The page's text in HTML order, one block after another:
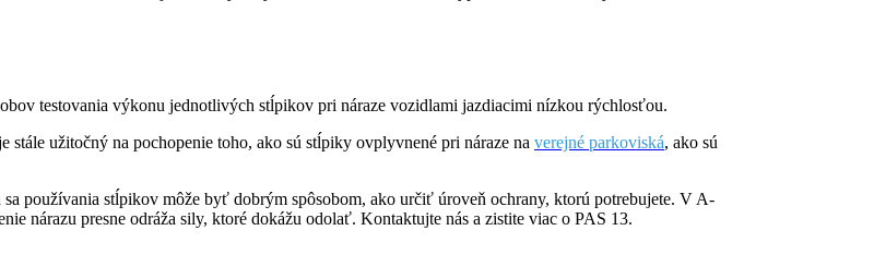
testovania výkonu jednotlivých stĺpikov pri náraze vozidlami jazdiacimi nízkou rýchlosťou.
užitočný na pochopenie toho, ako sú stĺpiky ovplyvnené pri náraze na verejné parkoviská, ako sú
používania stĺpikov môže byť dobrým spôsobom, ako určiť úroveň ochrany, ktorú potrebujete. V A-
nárazu presne odráža sily, ktoré dokážu odolať. Kontaktujte nás a zistite viac o PAS 13.